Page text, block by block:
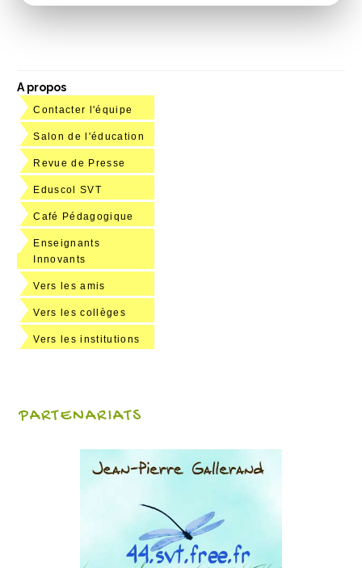
A propos
Contacter l'équipe
Salon de l'éducation
Revue de Presse
Eduscol SVT
Café Pédagogique
Enseignants
Innovants
Vers les amis
Vers les collèges
Vers les institutions
PARTENARIATS